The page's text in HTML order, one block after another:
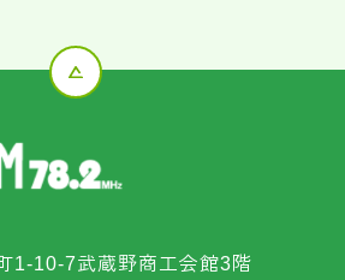
1-10-7武蔵野商工会館3階